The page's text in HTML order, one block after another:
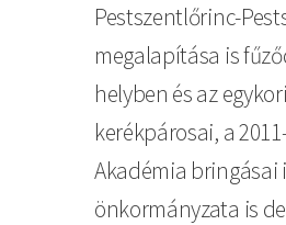
Pestszentlőrinc-
megalapítása is
helyben és az
kerékpárosai, a
Akadémia bringásai
önkormányzata is